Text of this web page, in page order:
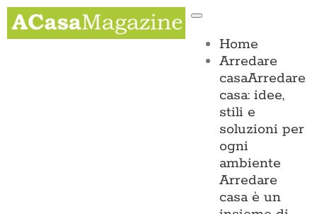
Salta
contenuto
Toggle
Home
Arredare
casaArredare
casa: idee,
stili e
soluzioni per
ogni
ambiente
Arredare
casa è un